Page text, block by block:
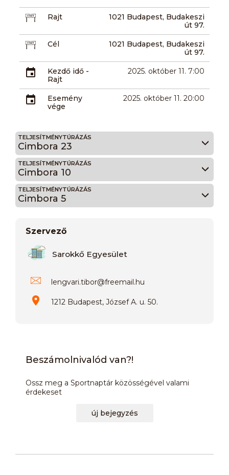
Rajt
1021 Budapest, Budakeszi
út 97.
Cél
1021 Budapest, Budakeszi
út 97.
Kezdő idő -
Rajt
2025. október 11. 7:00
Esemény
vége
2025. október 11. 20:00
TELJESÍTMÉNYTÚRÁZÁS
Cimbora 23
TELJESÍTMÉNYTÚRÁZÁS
Cimbora 10
TELJESÍTMÉNYTÚRÁZÁS
Cimbora 5
Szervező
Sarokkő Egyesület
lengvari.tibor@freemail.hu
1212 Budapest, József A. u. 50.
Beszámolnivalód van?!
Ossz meg a Sportnaptár közösségével valami
érdekeset
új bejegyzés